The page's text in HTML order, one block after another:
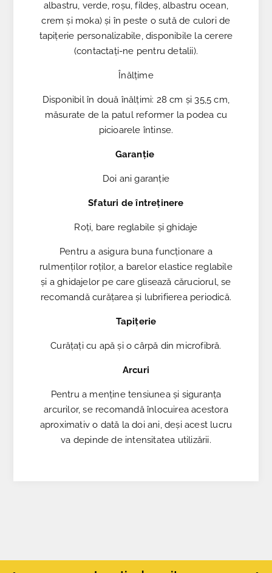
albastru, verde, roșu, fildeș, albastru ocean,
crem și moka) și în peste o sută de culori de
tapițerie personalizabile, disponibile la cerere
(contactați-ne pentru detalii).
Înălțime
Disponibil în două înălțimi: 28 cm și 35,5 cm,
măsurate de la patul reformer la podea cu
picioarele întinse.
Garanție
Doi ani garanție
Sfaturi de întreținere
Roți, bare reglabile și ghidaje
Pentru a asigura buna funcționare a
rulmenților roților, a barelor elastice reglabile
și a ghidajelor pe care glisează căruciorul, se
recomandă curățarea și lubrifierea periodică.
Tapițerie
Curățați cu apă și o cârpă din microfibră.
Arcuri
Pentru a menține tensiunea și siguranța
arcurilor, se recomandă înlocuirea acestora
aproximativ o dată la doi ani, deși acest lucru
va depinde de intensitatea utilizării.